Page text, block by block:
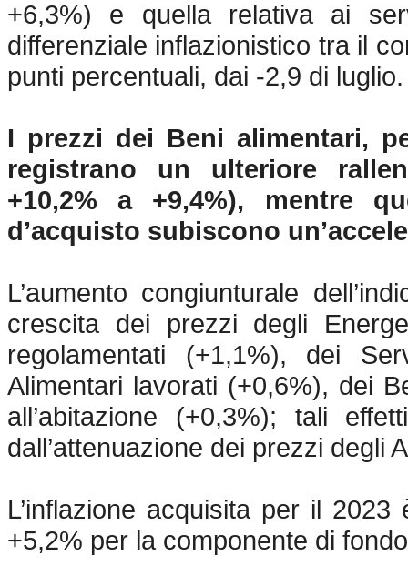
+6,3%) e quella relativa ai
differenziale inflazionistico tra il
punti percentuali, dai -2,9 di luglio.
I prezzi dei Beni alimentari,
registrano un ulteriore
+10,2% a +9,4%), mentre
d’acquisto subiscono
L’aumento congiunturale
crescita dei prezzi degli
regolamentati (+1,1%), dei
Alimentari lavorati (+0,6%), dei
all’abitazione (+0,3%); tali
dall’attenuazione dei prezzi degli
L’inflazione acquisita per il
+5,2% per la componente di